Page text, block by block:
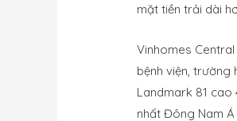
mặt tiền trải dài
Vinhomes
bệnh viện, trường
Landmark 81 cao
nhất Đông Nam Á